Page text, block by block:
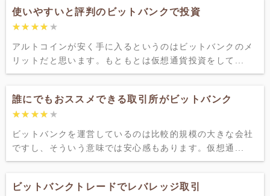
使いやすいと評判のビットバンクで投資
★★★★★
★★★★★
アルトコインが安く手に入るというのはビットバンクのメ
リットだと思います。もともとは仮想通貨投資をして...
誰にでもおススメできる取引所がビットバンク
★★★★★
★★★★★
ビットバンクを運営しているのは比較的規模の大きな会社
ですし、そういう意味では安心感もあります。仮想通...
ビットバンクトレードでレバレッジ取引